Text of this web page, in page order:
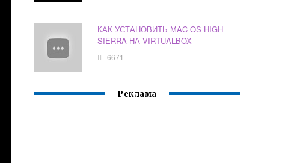
КАК УСТАНОВИТЬ MAC OS HIGH
SIERRA НА VIRTUALBOX
6671
Реклама